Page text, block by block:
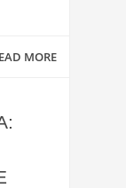
MORE